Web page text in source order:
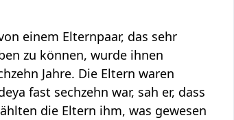
einem Elternpaar, das sehr
zu können, wurde ihnen
Jahre. Die Eltern waren
fast sechzehn war, sah er, dass
die Eltern ihm, was gewesen